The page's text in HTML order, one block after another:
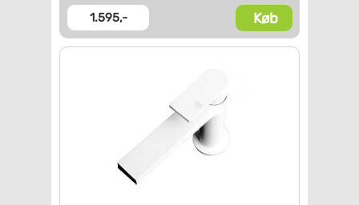
1.595,- Køb